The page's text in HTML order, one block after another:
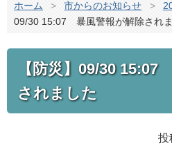
ホーム > 市からのお知らせ >
09/30 15:07 暴風警報が解除され
【防災】09/30
されました
投